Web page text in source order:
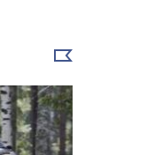
Выбрать